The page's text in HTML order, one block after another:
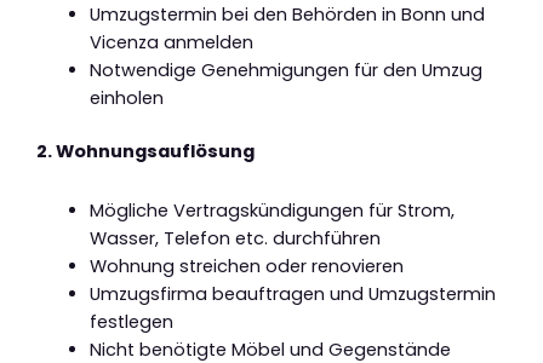
Umzugstermin bei den Behörden in Bonn und
Vicenza anmelden
Notwendige Genehmigungen für den Umzug
einholen
2. Wohnungsauflösung
Mögliche Vertragskündigungen für Strom,
Wasser, Telefon etc. durchführen
Wohnung streichen oder renovieren
Umzugsfirma beauftragen und Umzugstermin
festlegen
Nicht benötigte Möbel und Gegenstände